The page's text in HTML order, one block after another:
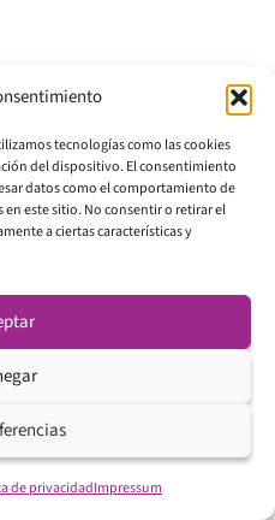
tecnologías como las cookies
del dispositivo. El consentimiento
datos como el comportamiento de
este sitio. No consentir o retirar el
a ciertas características y
de privacidadImpressum
26/01/2016 a las 20:57
26/01/2016 a las 21:43
artículos